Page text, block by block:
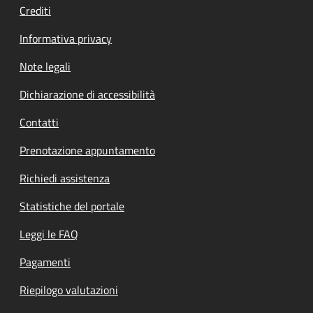
Crediti
Informativa privacy
Note legali
Dichiarazione di accessibilità
Contatti
Prenotazione appuntamento
Richiedi assistenza
Statistiche del portale
Leggi le FAQ
Pagamenti
Riepilogo valutazioni